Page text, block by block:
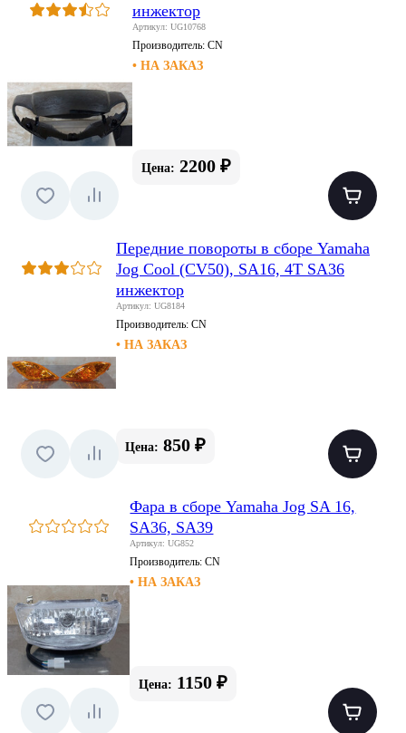
инжектор
Артикул: UG10768
Производитель: CN
• НА ЗАКАЗ
Цена: 2200 ₽
Передние повороты в сборе Yamaha
Jog Cool (CV50), SA16, 4T SA36
инжектор
Артикул: UG8184
Производитель: CN
• НА ЗАКАЗ
Цена: 850 ₽
Фара в сборе Yamaha Jog SA 16,
SA36, SA39
Артикул: UG852
Производитель:CN
• НА ЗАКАЗ
Цена: 1150 ₽